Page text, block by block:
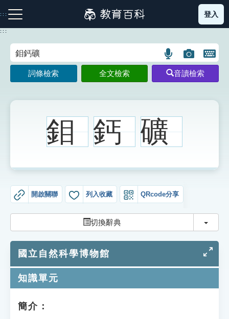
到
主
:::
注音索引圖示 筆畫索引圖示 部首索引表圖示
生字詞彙表
知識索引
單字索引
登入
:::
語
言
搜
示
圖
片
搜
開
鍵
圖
詞條檢索 全文檢索 音讀檢索
鉬 鈣 礦
開啟關聯 列入收藏 QRcode分享
切換辭典 切換
國立自然科學博物館
知識單元
簡介：